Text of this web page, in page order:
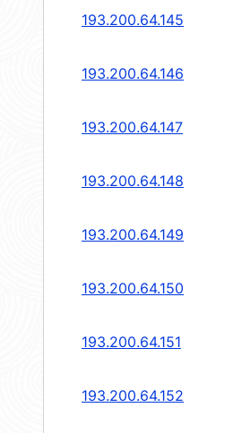
193.200.64.145
193.200.64.146
193.200.64.147
193.200.64.148
193.200.64.149
193.200.64.150
193.200.64.151
193.200.64.152